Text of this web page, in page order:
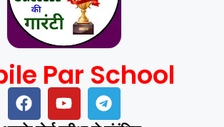
Par School